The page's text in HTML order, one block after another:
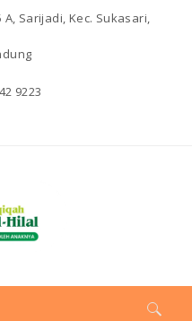
A, Sarijadi, Kec. Sukasari,
9223